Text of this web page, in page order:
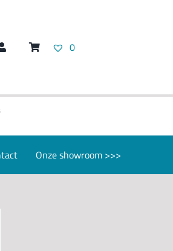
0
Onze showroom >>>